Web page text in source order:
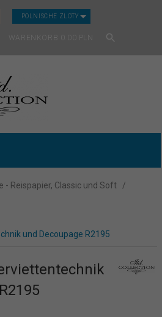
CURRENCY_H
POLNISCHE ZLOTY
WARENKORB
- Reispapier, Classic und Soft
und Decoupage R2195